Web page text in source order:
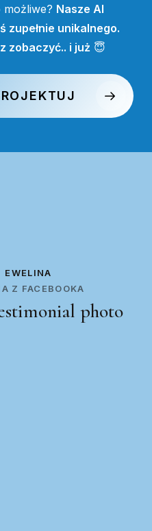
możliwe? Nasze AI
zupełnie unikalnego.
zobaczyć.. i już 😇
EWELINA
Z FACEBOOKA